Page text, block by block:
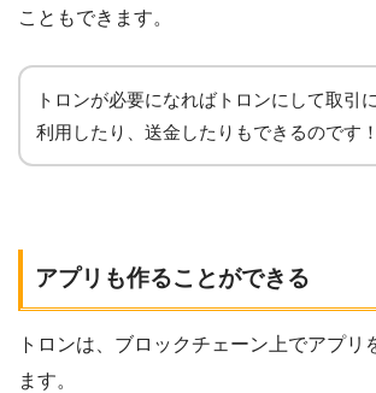
こともできます。
トロンが必要になればトロンにして取引に
利用したり、送金したりもできるのです！
アプリも作ることができる
トロンは、ブロックチェーン上でアプリ
ます。